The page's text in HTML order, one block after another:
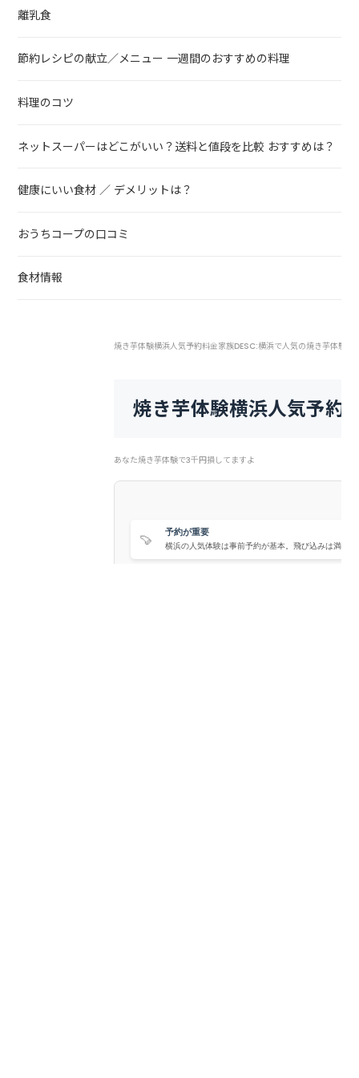
離乳食
節約レシピの献立／メニュー 一週間のおすすめの料理
料理のコツ
ネットスーパーはどこがいい？送料と値段を比較 おすすめは？
健康にいい食材 ／ デメリットは？
おうちコープの口コミ
食材情報
焼き芋体験横浜人気予約料金家族DESC:横浜で人気の焼き芋体験
焼き芋体験横浜人気予約
あなた焼き芋体験で3千円損してますよ
🍠 予約が重要
横浜の人気体験は事前予約が基本。飛び込みは満席